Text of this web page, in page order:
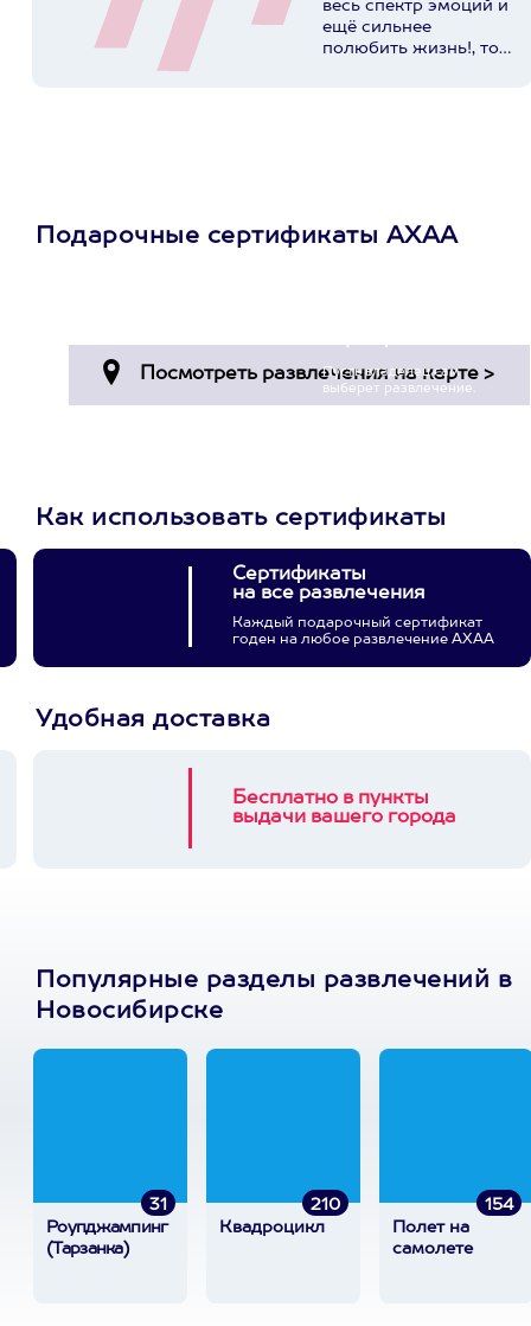
весь спектр эмоций и
ещё сильнее
полюбить жизнь!, то
Подарочные сертификаты АХАА
Пусть владелец сам
выберет развлечение.
Как использовать сертификаты
Сертификаты
на все развлечения
Каждый подарочный сертификат
годен на любое развлечение АХАА
Удобная доставка
Бесплатно в пункты
выдачи вашего города
Популярные разделы развлечений в
Новосибирске
31
Роупджампинг
(Тарзанка)
210
Квадроцикл
154
Полет на
самолете